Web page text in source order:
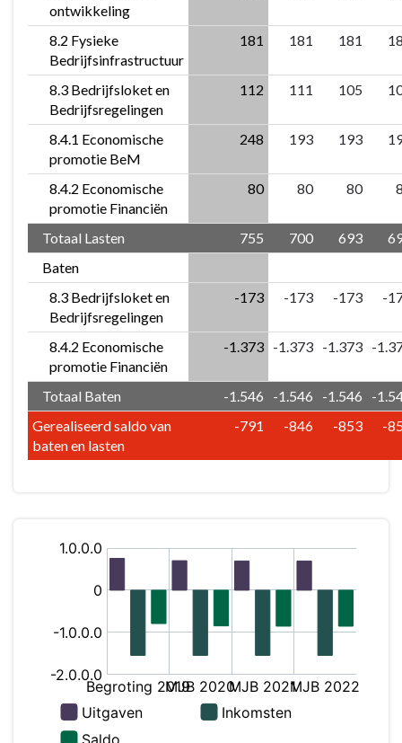
ontwikkeling
8.2 Fysieke
Bedrijfsinfrastructuur
181 181 181
8.3 Bedrijfsloket en
Bedrijfsregelingen
112 111 105
8.4.1 Economische
promotie BeM
248 193 193
8.4.2 Economische
promotie Financiën
80 80 80
Totaal Lasten 755 700 693
Baten
8.3 Bedrijfsloket en
Bedrijfsregelingen
-173 -173 -173 -
8.4.2 Economische
promotie Financiën
-1.373 -1.373 -1.373 -
Totaal Baten -1.546 -1.546 -1.546
-
Gerealiseerd saldo van
baten en lasten
-791 -846 -853 -